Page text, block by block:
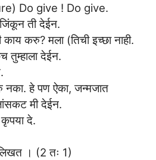
Do give ! Do give.
जिंकून ती देईन.
करु? मला (तिची इच्छा नाही.
तुम्हाला देईन.
नका. हे पण ऐका, जन्मजात
मी देईन.
दे.
लिखत । (2 तः 1)